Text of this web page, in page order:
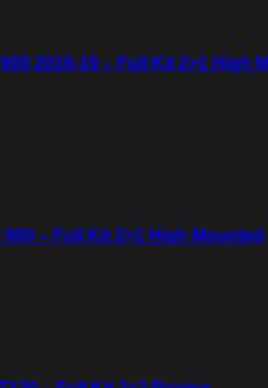
2016-19 – Full Kit 2>1 High
– Full Kit 2>1 High Mounted